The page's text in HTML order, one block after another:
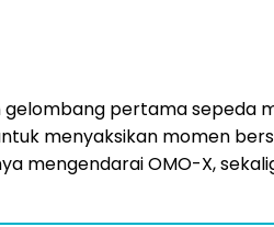
pertama sepeda
menyaksikan momen
mengendarai OMO-X,